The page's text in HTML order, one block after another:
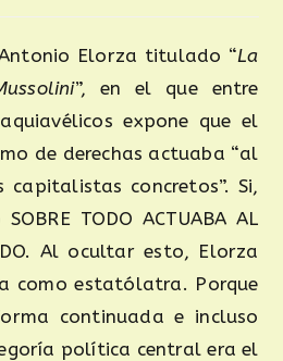
Elorza titulado “La
”, en el que entre
expone que el
de derechas actuaba “al
capitalistas concretos”. Si,
TODO ACTUABA AL
Al ocultar esto, Elorza
como estatólatra. Porque
continuada e incluso
política central era el